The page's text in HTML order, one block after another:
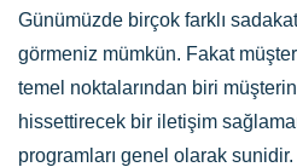
Günümüzde birçok farklı
görmeniz mümkün. Fakat
temel noktalarından biri
hissettirecek bir iletişim
programları genel olarak